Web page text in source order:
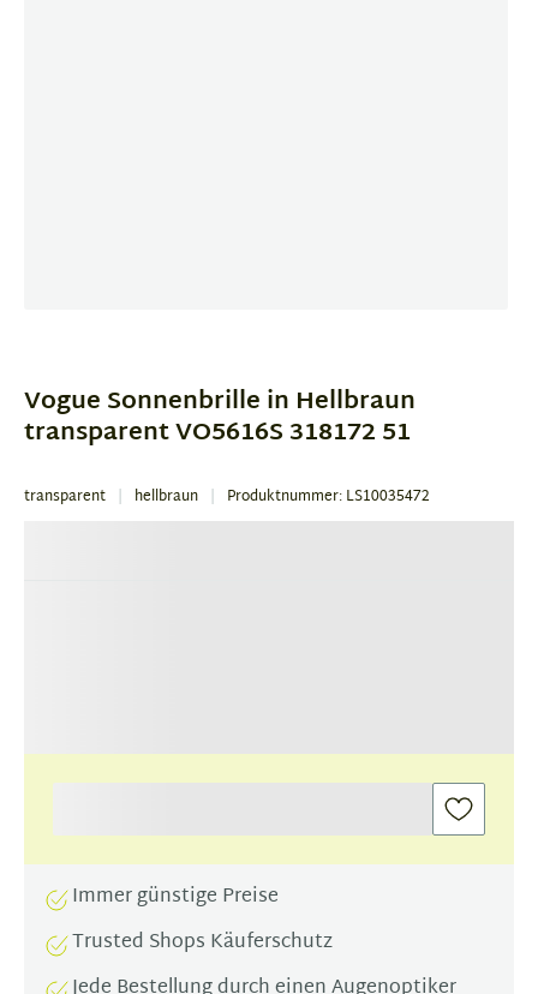
2
Vogue Sonnenbrille in Hellbraun
transparent VO5616S 318172 51
transparent hellbraun Produktnummer: LS10035472
Immer günstige Preise
Trusted Shops Käuferschutz